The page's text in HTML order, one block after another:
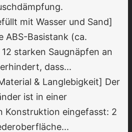
mit Wasser und Sand]
ABS-Basistank (ca.
starken Saugnäpfen an
dass...
& Langlebigkeit] Der
ist in einer
Konstruktion eingefasst: 2